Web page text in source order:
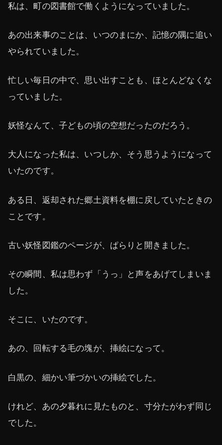
私は、町の図書館で働くようになっていました。
あの出来事のことは、いつのまにか、記憶の隅に追い
やられていました。
忙しい毎日の中で、思い出すことも、ほとんどなくな
っていました。
妖怪なんて、子どもの頃の空想だったのだろう。
大人になった私は、いつしか、そう思うようになって
いたのです。
ある日、返却された郷土資料を棚に戻していたときの
ことです。
古い妖怪図鑑のページが、ぱらりと開きました。
その瞬間、私は思わず「うっ」と声をあげてしまいま
した。
そこに、いたのです。
あの、回転する毛の塊が、挿絵になって。
白黒の、細かい筆づかいの挿絵でした。
けれど、あの夕暮れに見たものと、寸分たがわず同じ
でした。